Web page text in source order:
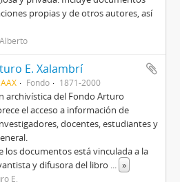
propias y de otros autores, así
E. Xalambrí
Fondo 1871-2000
archivística del Fondo Arturo
el acceso a información de
docentes, estudiantes y
los documentos está vinculada a la
y difusora del libro ... »
E.